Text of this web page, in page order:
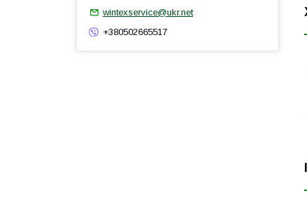
wintexservice@ukr.net
+380502665517